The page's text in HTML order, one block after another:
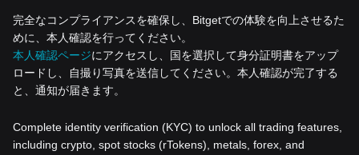
完全なコンプライアンスを確保し、Bitgetでの体験を向上させるた
めに、本人確認を行ってください。
本人確認ページにアクセスし、国を選択して身分証明書をアップ
ロードし、自撮り写真を送信してください。本人確認が完了する
と、通知が届きます。
Complete identity verification (KYC) to unlock all trading features,
including crypto, spot stocks (rTokens), metals, forex, and